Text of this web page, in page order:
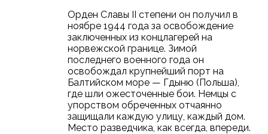
Орден Славы II степени он получил в
ноябре 1944 года за освобождение
заключенных из концлагерей на
норвежской границе. Зимой
последнего военного года он
освобождал крупнейший порт на
Балтийском море — Гдыню (Польша),
где шли ожесточенные бои. Немцы с
упорством обреченных отчаянно
защищали каждую улицу, каждый дом.
Место разведчика, как всегда, впереди.